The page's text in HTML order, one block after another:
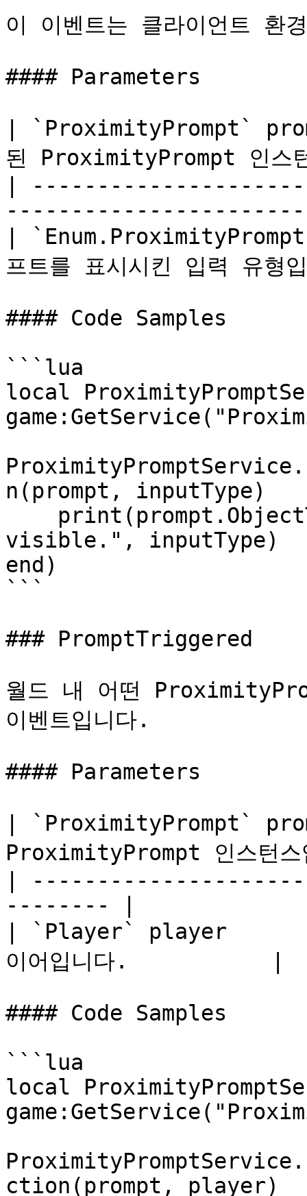
이 이벤트는 클라이언트 환
#### Parameters
| `ProximityPrompt`
된 ProximityPrompt 인스
|
|
프트를 표시시킨 입력
#### Code Samples
```lua
local
n(prompt, inputType)
visible.", inputType)
end)
```
### PromptTriggered
월드 내 어떤
이벤트입니다.
#### Parameters
| `ProximityPrompt`
ProximityPrompt 인스턴
|
-------- |
| `Player` player
이어입니다.           |
#### Code Samples
```lua
local
ction(prompt, player)